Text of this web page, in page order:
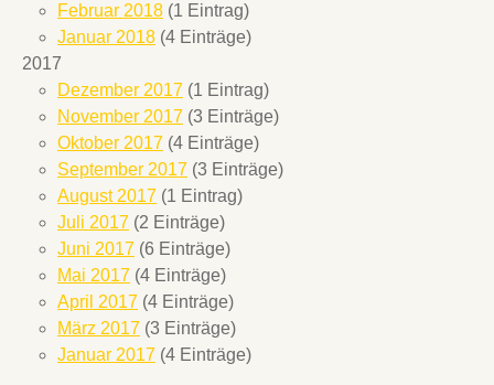
Februar 2018 (1 Eintrag)
Januar 2018 (4 Einträge)
2017
Dezember 2017 (1 Eintrag)
November 2017 (3 Einträge)
Oktober 2017 (4 Einträge)
September 2017 (3 Einträge)
August 2017 (1 Eintrag)
Juli 2017 (2 Einträge)
Juni 2017 (6 Einträge)
Mai 2017 (4 Einträge)
April 2017 (4 Einträge)
März 2017 (3 Einträge)
Januar 2017 (4 Einträge)